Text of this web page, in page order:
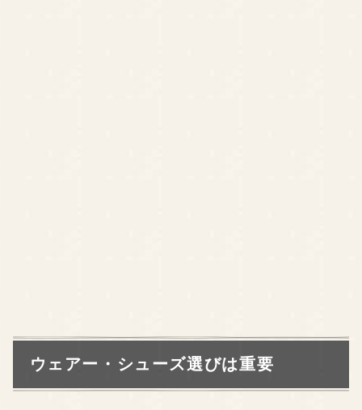
ウェアー・シューズ選びは重要